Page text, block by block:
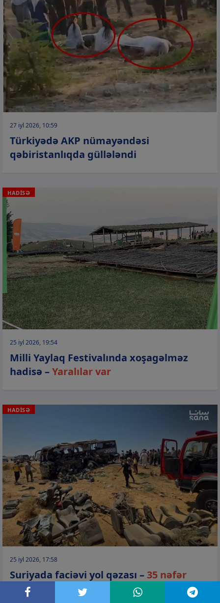
27 iyl 2026, 10:59
Türkiyədə AKP nümayəndəsi
qəbiristanlıqda güllələndi
HADİSƏ
25 iyl 2026, 19:54
Milli Yaylaq Festivalında xoşagəlməz
hadisə –Yaralılar var
HADİSƏ
25 iyl 2026, 17:58
Suriyada faciəvi yol qəzası – 35 nəfər
öldü